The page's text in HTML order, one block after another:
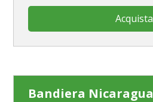
Acquista
Bandiera Nicaragua